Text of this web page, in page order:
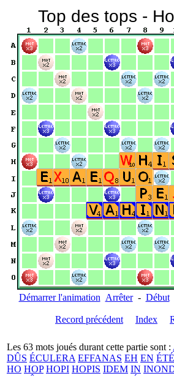
Top des tops -
Démarrer l'animation Arrêter- Début
Record précédent Index
Les 63 mots joués durant cette partie sont :
DÛS ÉCULERA EFFANAS EH EN ÉTÉ
HO HOP HOPI HOPIS IDEM IN